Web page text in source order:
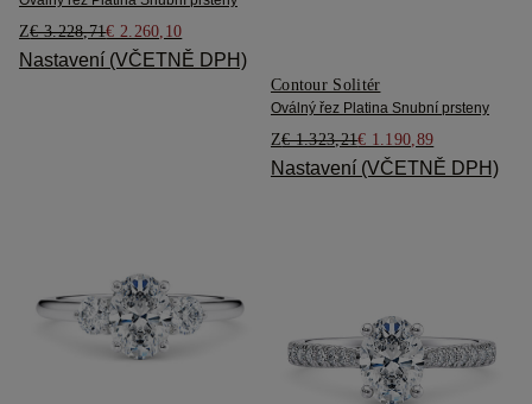
Z€ 3.228,71€ 2.260,10
Nastavení (VČETNĚ DPH)
Contour Solitér
Oválný řez Platina Snubní prsteny
Z€ 1.323,21€ 1.190,89
Nastavení (VČETNĚ DPH)